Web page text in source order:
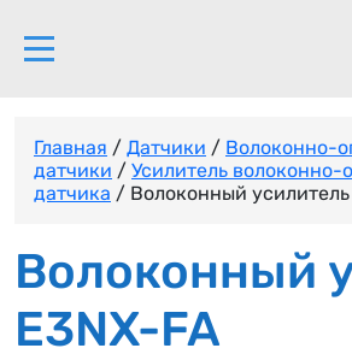
Главная / Датчики / Волоконно-
датчики / Усилитель волоконно-
датчика / Волоконный усилитель
Волоконный
E3NX-FA